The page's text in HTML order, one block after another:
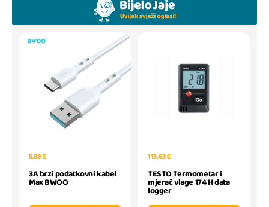
5,59 €
3A brzi podatkovni kabel
Max BWOO
113,63 €
TESTO Termometar i
mjerač vlage 174 H data
logger